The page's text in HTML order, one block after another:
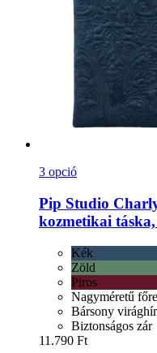
3 opció
Pip Studio
kozmetikai
Kék
Zöld
Piros
Nagyméretű
Bársony
Biztonságos zár
11.790 Ft